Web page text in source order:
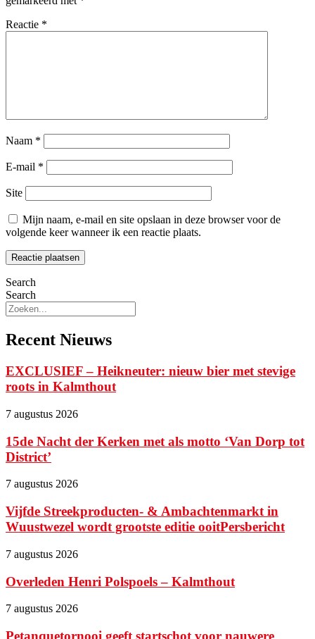
Reactie *
Naam *
E-mail *
Site
Mijn naam, e-mail en site opslaan in deze browser voor de
volgende keer wanneer ik een reactie plaats.
Search
Search
Recent Nieuws
EXCLUSIEF – Heikneuter: nieuw bier met stevige
roots in Kalmthout
7 augustus 2026
15de Nacht der Kerken met als motto ‘Van Dorp tot
District’
7 augustus 2026
Vijfde Streekproducten- & Ambachtenmarkt in
Wuustwezel wordt grootste editie ooitPersbericht
7 augustus 2026
Overleden Henri Polspoels – Kalmthout
7 augustus 2026
Petanquetornooi geeft startschot voor nauwere